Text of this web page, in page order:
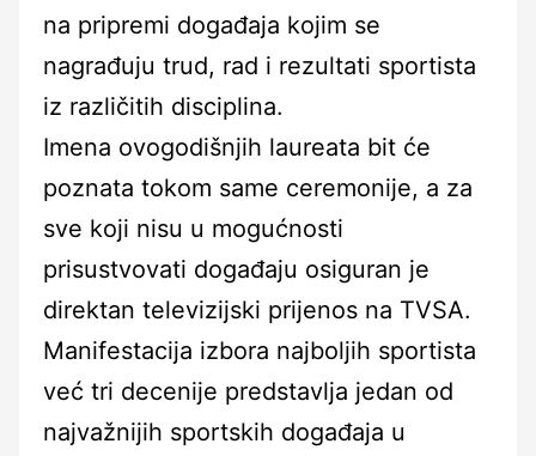
na pripremi događaja kojim se
nagrađuju trud, rad i rezultati sportista
iz različitih disciplina.
Imena ovogodišnjih laureata bit će
poznata tokom same ceremonije, a za
sve koji nisu u mogućnosti
prisustvovati događaju osiguran je
direktan televizijski prijenos na TVSA.
Manifestacija izbora najboljih sportista
već tri decenije predstavlja jedan od
najvažnijih sportskih događaja u